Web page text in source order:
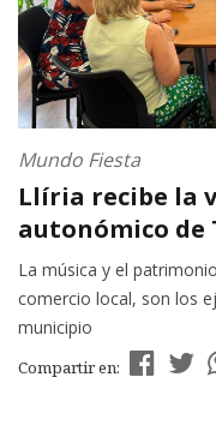
Mundo Fiesta
Llíria recibe la
autonómico de
La música y el
comercio local, son los
municipio
Compartir en: